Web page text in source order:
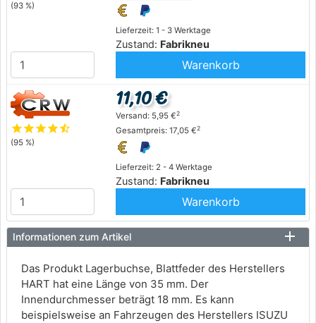
(93 %)
Lieferzeit: 1 - 3 Werktage
Zustand: Fabrikneu
Warenkorb
starstarstarstarstar_half
(95 %)
Lieferzeit: 2 - 4 Werktage
Zustand: Fabrikneu
11,10 €
Versand: 5,95 €2
Gesamtpreis: 17,05 €2
Warenkorb
Informationen zum Artikel
Das Produkt Lagerbuchse, Blattfeder des Herstellers
HART hat eine Länge von 35 mm. Der
Innendurchmesser beträgt 18 mm. Es kann
beispielsweise an Fahrzeugen des Herstellers ISUZU